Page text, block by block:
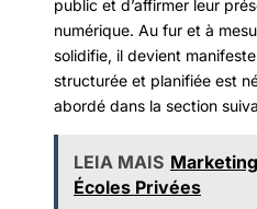
public et d’affirmer leur
numérique. Au fur et à
solidifie, il devient
structurée et planifiée est
abordé dans la section
LEIA MAIS
Écoles Privées